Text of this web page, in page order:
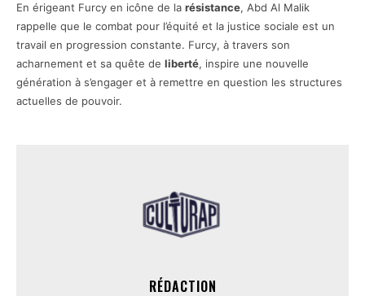
En érigeant Furcy en icône de la résistance, Abd Al Malik
rappelle que le combat pour l’équité et la justice sociale est un
travail en progression constante. Furcy, à travers son
acharnement et sa quête de liberté, inspire une nouvelle
génération à s’engager et à remettre en question les structures
actuelles de pouvoir.
RÉDACTION